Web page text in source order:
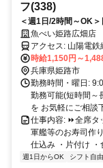
フ(338)
＜週1日/2時間～OK
で幅広く活躍中！家
魚べい姫路広畑店
アクセス:
時給1,150円～
兵庫県姫路市
勤務時間・曜日:
勤務可能(短時間～
を お気軽にご相談
仕事内容: ⏩全席
軍艦等のお寿司作
仕込み ・片付け ・
週1日からOK シフト自由